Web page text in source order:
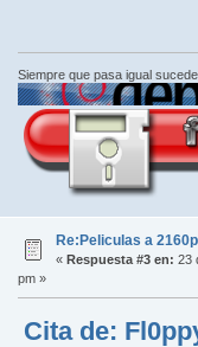
Siempre que pasa igual
Re:Peliculas a
« Respuesta #3 en: 23
pm »
Cita de: